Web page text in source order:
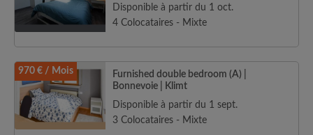
Disponible à partir du 1 oct.
4 Colocataires - Mixte
970 € / Mois
Furnished double bedroom (A) |
Bonnevoie | Klimt
Disponible à partir du 1 sept.
3 Colocataires - Mixte